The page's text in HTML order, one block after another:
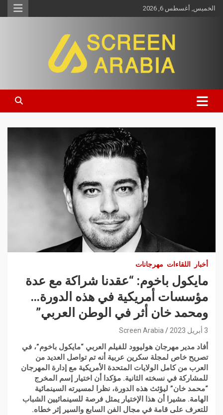
الخميس, أغسطس 6, 2026
Screen Arabia
أخبار اللقاءات مهرجانات
مايكول باخوم: “عقدنا شراكة مع عدة
مؤسسات أمريكية في هذه الدورة…
ومحمد خان أثر في الوطن العربي”
3 أبريل 2023 Screen Arabia
أفاد مدير مهرجان هوليوود للفيلم العربي “مايكول باخوم”، في
تصريح خاص لمجلة سكرين عربية أنه تم تواصل العديد من
العرب من كامل الولايات المتحدة الأمريكية مع إدارة المهرجان
للمشاركة في نسخته الثانية. مؤكدا أن اختيار إسم المخرج
“محمد خان” ليؤثث هذه الدورة، نظرا لمسيرته السينمائية
الهامة. مشيرا أن هذا الإختيار يمثل فرصة للسينمائيين الشباب
للتعرف على قامة في مجال الفن السابع والسير إثر خطاه.